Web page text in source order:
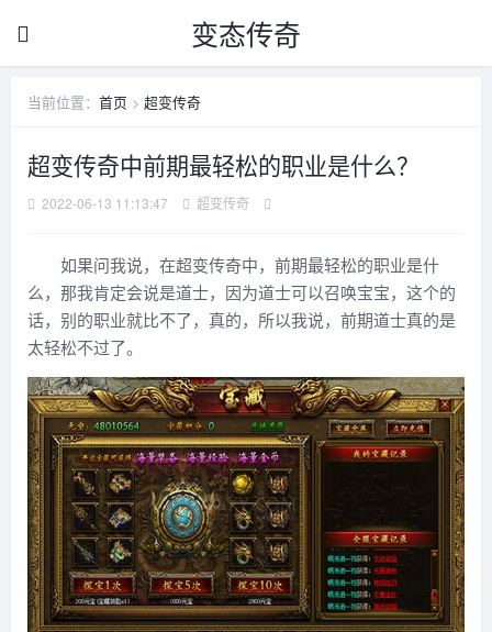
变态传奇
当前位置： 首页 > 超变传奇
超变传奇中前期最轻松的职业是什么？
2022-06-13 11:13:47 超变传奇
如果问我说，在超变传奇中，前期最轻松的职业是什
么，那我肯定会说是道士，因为道士可以召唤宝宝，这个的
话，别的职业就比不了，真的，所以我说，前期道士真的是
太轻松不过了。